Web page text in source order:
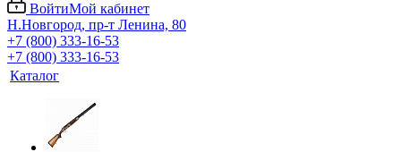
ВойтиМой кабинет
Н.Новгород, пр-т Ленина, 80
+7 (800) 333-16-53
+7 (800) 333-16-53
Каталог